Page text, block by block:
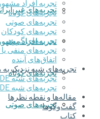
تجربه‌های غیر
تجربه افراد مشهور
تجربه‌های کوتاه
تجربه‌های صوتی
تجربه افراد مشهور
تجربه‌های کوتاه
تجربه‌های صوتی
تجربه‌های کودکان
تجربه‌های گروهی
‌تجربه‌های منفی
اتفاق‌های آینده
تجربه‌های شبه نزدیک
تجربه‌های شبه NDE ایرانی
تجربه‌های شبه NDE غیرایرانی
مقاله‌ها و نقطه نظرها
گفت‌وگوها
کتاب